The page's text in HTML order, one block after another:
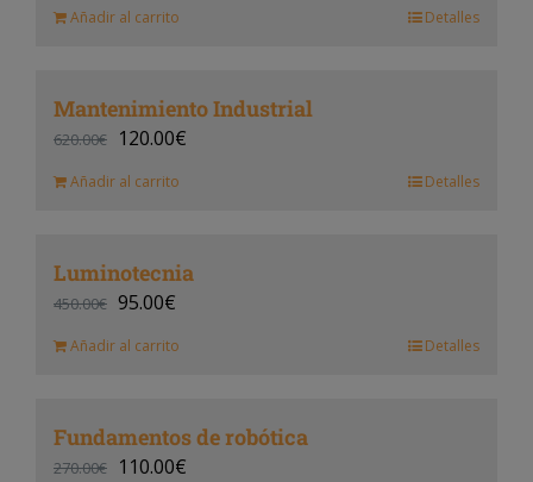
Añadir al carrito Detalles
Mantenimiento Industrial
620.00€ 120.00€
Añadir al carrito Detalles
Luminotecnia
450.00€ 95.00€
Añadir al carrito Detalles
Fundamentos de robótica
270.00€ 110.00€